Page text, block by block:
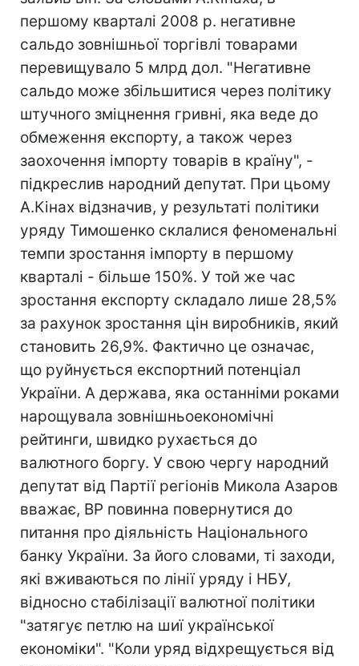
першому кварталі 2008 р. негативне
сальдо зовнішньої торгівлі товарами
перевищувало 5 млрд дол. "Негативне
сальдо може збільшитися через політику
штучного зміцнення гривні, яка веде до
обмеження експорту, а також через
заохочення імпорту товарів в країну", -
підкреслив народний депутат. При цьому
А.Кінах відзначив, у результаті політики
уряду Тимошенко склалися феноменальні
темпи зростання імпорту в першому
кварталі - більше 150%. У той же час
зростання експорту складало лише 28,5%
за рахунок зростання цін виробників, який
становить 26,9%. Фактично це означає,
що руйнується експортний потенціал
України. А держава, яка останніми роками
нарощувала зовнішньоекономічні
рейтинги, швидко рухається до
валютного боргу. У свою чергу народний
депутат від Партії регіонів Микола Азаров
вважає, ВР повинна повернутися до
питання про діяльність Національного
банку України. За його словами, ті заходи,
які вживаються по лінії уряду і НБУ,
відносно стабілізації валютної політики
"затягує петлю на шиї української
економіки". "Коли уряд відхрещується від